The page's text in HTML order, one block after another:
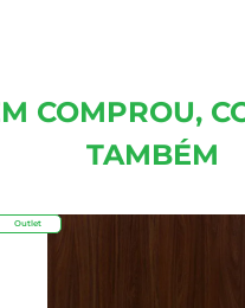
COMPROU,
TAMBÉM
Outlet